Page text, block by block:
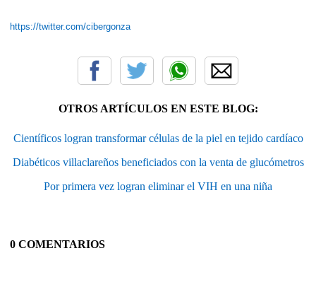
https://twitter.com/cibergonza
OTROS ARTÍCULOS EN ESTE BLOG:
Científicos logran transformar células de la piel en tejido cardíaco
Diabéticos villaclareños beneficiados con la venta de glucómetros
Por primera vez logran eliminar el VIH en una niña
0 COMENTARIOS